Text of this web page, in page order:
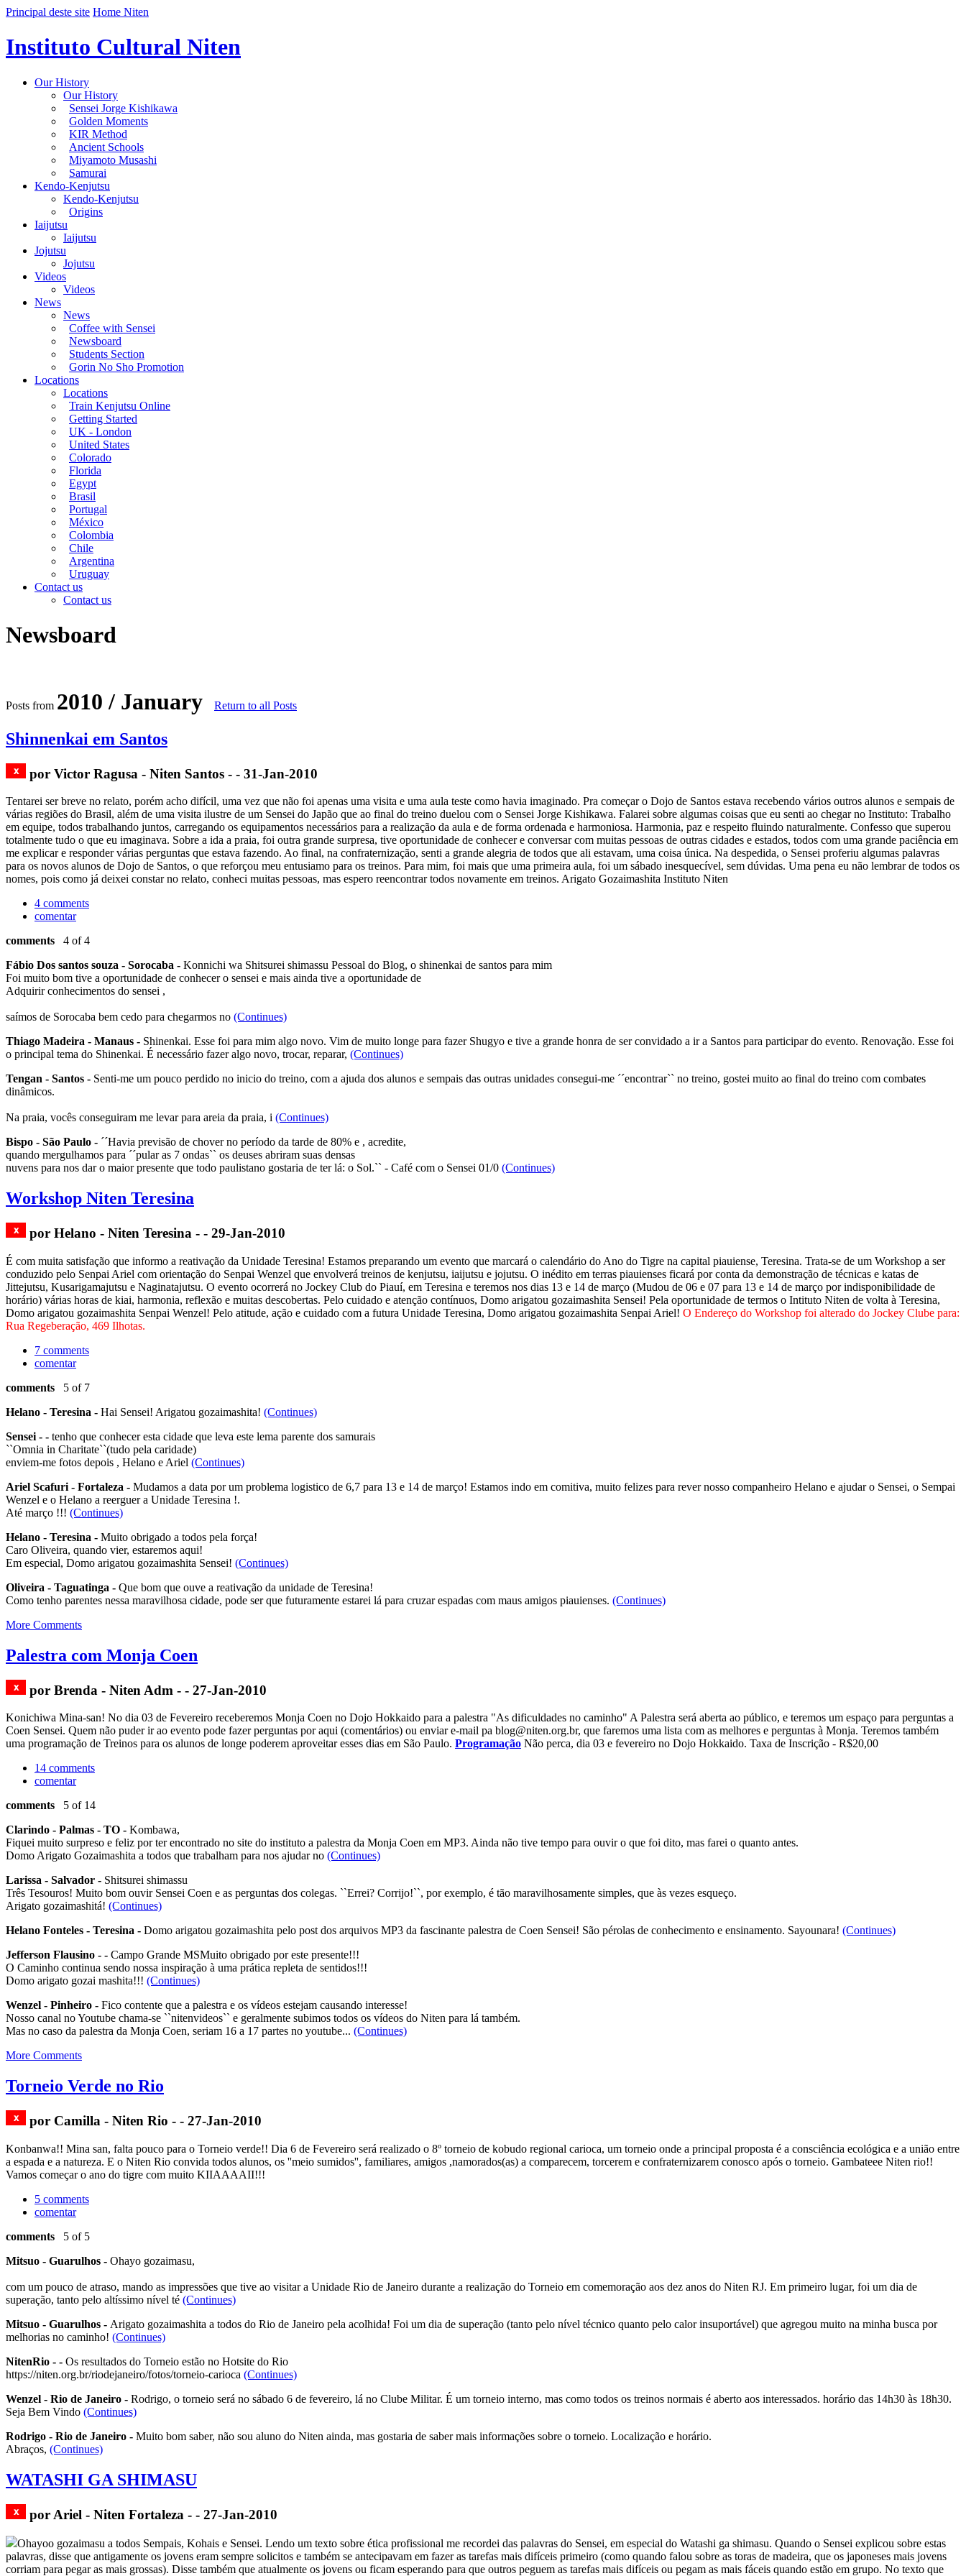
Principal deste site Home Niten
Instituto Cultural Niten
Our History
Our History
Sensei Jorge Kishikawa
Golden Moments
KIR Method
Ancient Schools
Miyamoto Musashi
Samurai
Kendo-Kenjutsu
Kendo-Kenjutsu
Origins
Iaijutsu
Iaijutsu
Jojutsu
Jojutsu
Videos
Videos
News
News
Coffee with Sensei
Newsboard
Students Section
Gorin No Sho Promotion
Locations
Locations
Train Kenjutsu Online
Getting Started
UK - London
United States
Colorado
Florida
Egypt
Brasil
Portugal
México
Colombia
Chile
Argentina
Uruguay
Contact us
Contact us
Newsboard
Posts from 2010 / January Return to all Posts
Shinnenkai em Santos
por Victor Ragusa - Niten Santos - - 31-Jan-2010
Tentarei ser breve no relato, porém acho difícil, uma vez que não foi apenas uma visita e uma aula teste como havia imaginado. Pra começar o Dojo de Santos estava recebendo vários outros alunos e sempais de
várias regiões do Brasil, além de uma visita ilustre de um Sensei do Japão que ao final do treino duelou com o Sensei Jorge Kishikawa. Falarei sobre algumas coisas que eu senti ao chegar no Instituto: Trabalho
em equipe, todos trabalhando juntos, carregando os equipamentos necessários para a realização da aula e de forma ordenada e harmoniosa. Harmonia, paz e respeito fluindo naturalmente. Confesso que superou
totalmente tudo o que eu imaginava. Sobre a ida a praia, foi outra grande surpresa, tive oportunidade de conhecer e conversar com muitas pessoas de outras cidades e estados, todos com uma grande paciência em
me explicar e responder várias perguntas que estava fazendo. Ao final, na confraternização, senti a grande alegria de todos que ali estavam, uma coisa única. Na despedida, o Sensei proferiu algumas palavras
para os novos alunos de Dojo de Santos, o que reforçou meu entusiamo para os treinos. Para mim, foi mais que uma primeira aula, foi um sábado inesquecível, sem dúvidas. Uma pena eu não lembrar de todos os
nomes, pois como já deixei constar no relato, conheci muitas pessoas, mas espero reencontrar todos novamente em treinos. Arigato Gozaimashita Instituto Niten
4 comments
comentar
comments 4 of 4
Fábio Dos santos souza - Sorocaba - Konnichi wa Shitsurei shimassu Pessoal do Blog, o shinenkai de santos para mim
Foi muito bom tive a oportunidade de conhecer o sensei e mais ainda tive a oportunidade de
Adquirir conhecimentos do sensei ,
saímos de Sorocaba bem cedo para chegarmos no (Continues)
Thiago Madeira - Manaus - Shinenkai. Esse foi para mim algo novo. Vim de muito longe para fazer Shugyo e tive a grande honra de ser convidado a ir a Santos para participar do evento. Renovação. Esse foi
o principal tema do Shinenkai. É necessário fazer algo novo, trocar, reparar, (Continues)
Tengan - Santos - Senti-me um pouco perdido no inicio do treino, com a ajuda dos alunos e sempais das outras unidades consegui-me ´´encontrar`` no treino, gostei muito ao final do treino com combates
dinâmicos.
Na praia, vocês conseguiram me levar para areia da praia, i (Continues)
Bispo - São Paulo - ´´Havia previsão de chover no período da tarde de 80% e , acredite,
quando mergulhamos para ´´pular as 7 ondas`` os deuses abriram suas densas
nuvens para nos dar o maior presente que todo paulistano gostaria de ter lá: o Sol.`` - Café com o Sensei 01/0 (Continues)
Workshop Niten Teresina
por Helano - Niten Teresina - - 29-Jan-2010
É com muita satisfação que informo a reativação da Unidade Teresina! Estamos preparando um evento que marcará o calendário do Ano do Tigre na capital piauiense, Teresina. Trata-se de um Workshop a ser
conduzido pelo Senpai Ariel com orientação do Senpai Wenzel que envolverá treinos de kenjutsu, iaijutsu e jojutsu. O inédito em terras piauienses ficará por conta da demonstração de técnicas e katas de
Jittejutsu, Kusarigamajutsu e Naginatajutsu. O evento ocorrerá no Jockey Club do Piauí, em Teresina e teremos nos dias 13 e 14 de março (Mudou de 06 e 07 para 13 e 14 de março por indisponibilidade de
horário) várias horas de kiai, harmonia, reflexão e muitas descobertas. Pelo cuidado e atenção contínuos, Domo arigatou gozaimashita Sensei! Pela oportunidade de termos o Intituto Niten de volta à Teresina,
Domo arigatou gozaimashita Senpai Wenzel! Pelo atitude, ação e cuidado com a futura Unidade Teresina, Domo arigatou gozaimashita Senpai Ariel! O Endereço do Workshop foi alterado do Jockey Clube para:
Rua Regeberação, 469 Ilhotas.
7 comments
comentar
comments 5 of 7
Helano - Teresina - Hai Sensei! Arigatou gozaimashita! (Continues)
Sensei - - tenho que conhecer esta cidade que leva este lema parente dos samurais
``Omnia in Charitate``(tudo pela caridade)
enviem-me fotos depois , Helano e Ariel (Continues)
Ariel Scafuri - Fortaleza - Mudamos a data por um problema logistico de 6,7 para 13 e 14 de março! Estamos indo em comitiva, muito felizes para rever nosso companheiro Helano e ajudar o Sensei, o Sempai
Wenzel e o Helano a reerguer a Unidade Teresina !.
Até março !!! (Continues)
Helano - Teresina - Muito obrigado a todos pela força!
Caro Oliveira, quando vier, estaremos aqui!
Em especial, Domo arigatou gozaimashita Sensei! (Continues)
Oliveira - Taguatinga - Que bom que ouve a reativação da unidade de Teresina!
Como tenho parentes nessa maravilhosa cidade, pode ser que futuramente estarei lá para cruzar espadas com maus amigos piauienses. (Continues)
More Comments
Palestra com Monja Coen
por Brenda - Niten Adm - - 27-Jan-2010
Konichiwa Mina-san! No dia 03 de Fevereiro receberemos Monja Coen no Dojo Hokkaido para a palestra "As dificuldades no caminho" A Palestra será aberta ao público, e teremos um espaço para perguntas a
Coen Sensei. Quem não puder ir ao evento pode fazer perguntas por aqui (comentários) ou enviar e-mail pa blog@niten.org.br, que faremos uma lista com as melhores e perguntas à Monja. Teremos também
uma programação de Treinos para os alunos de longe poderem aproveitar esses dias em São Paulo. Programação Não perca, dia 03 e fevereiro no Dojo Hokkaido. Taxa de Inscrição - R$20,00
14 comments
comentar
comments 5 of 14
Clarindo - Palmas - TO - Kombawa,
Fiquei muito surpreso e feliz por ter encontrado no site do instituto a palestra da Monja Coen em MP3. Ainda não tive tempo para ouvir o que foi dito, mas farei o quanto antes.
Domo Arigato Gozaimashita a todos que trabalham para nos ajudar no (Continues)
Larissa - Salvador - Shitsurei shimassu
Três Tesouros! Muito bom ouvir Sensei Coen e as perguntas dos colegas. ``Errei? Corrijo!``, por exemplo, é tão maravilhosamente simples, que às vezes esqueço.
Arigato gozaimashitá! (Continues)
Helano Fonteles - Teresina - Domo arigatou gozaimashita pelo post dos arquivos MP3 da fascinante palestra de Coen Sensei! São pérolas de conhecimento e ensinamento. Sayounara! (Continues)
Jefferson Flausino - - Campo Grande MSMuito obrigado por este presente!!!
O Caminho continua sendo nossa inspiração à uma prática repleta de sentidos!!!
Domo arigato gozai mashita!!! (Continues)
Wenzel - Pinheiro - Fico contente que a palestra e os vídeos estejam causando interesse!
Nosso canal no Youtube chama-se ``nitenvideos`` e geralmente subimos todos os vídeos do Niten para lá também.
Mas no caso da palestra da Monja Coen, seriam 16 a 17 partes no youtube... (Continues)
More Comments
Torneio Verde no Rio
por Camilla - Niten Rio - - 27-Jan-2010
Konbanwa!! Mina san, falta pouco para o Torneio verde!! Dia 6 de Fevereiro será realizado o 8º torneio de kobudo regional carioca, um torneio onde a principal proposta é a consciência ecológica e a união entre
a espada e a natureza. E o Niten Rio convida todos alunos, os ''meio sumidos'', familiares, amigos ,namorados(as) a comparecem, torcerem e confraternizarem conosco após o torneio. Gambateee Niten rio!!
Vamos começar o ano do tigre com muito KIIAAAAII!!!
5 comments
comentar
comments 5 of 5
Mitsuo - Guarulhos - Ohayo gozaimasu,
com um pouco de atraso, mando as impressões que tive ao visitar a Unidade Rio de Janeiro durante a realização do Torneio em comemoração aos dez anos do Niten RJ. Em primeiro lugar, foi um dia de
superação, tanto pelo altíssimo nível té (Continues)
Mitsuo - Guarulhos - Arigato gozaimashita a todos do Rio de Janeiro pela acolhida! Foi um dia de superação (tanto pelo nível técnico quanto pelo calor insuportável) que agregou muito na minha busca por
melhorias no caminho! (Continues)
NitenRio - - Os resultados do Torneio estão no Hotsite do Rio
https://niten.org.br/riodejaneiro/fotos/torneio-carioca (Continues)
Wenzel - Rio de Janeiro - Rodrigo, o torneio será no sábado 6 de fevereiro, lá no Clube Militar. É um torneio interno, mas como todos os treinos normais é aberto aos interessados. horário das 14h30 às 18h30.
Seja Bem Vindo (Continues)
Rodrigo - Rio de Janeiro - Muito bom saber, não sou aluno do Niten ainda, mas gostaria de saber mais informações sobre o torneio. Localização e horário.
Abraços, (Continues)
WATASHI GA SHIMASU
por Ariel - Niten Fortaleza - - 27-Jan-2010
Ohayoo gozaimasu a todos Sempais, Kohais e Sensei. Lendo um texto sobre ética profissional me recordei das palavras do Sensei, em especial do Watashi ga shimasu. Quando o Sensei explicou sobre estas
palavras, disse que antigamente os jovens eram sempre solicitos e também se antecipavam em fazer as tarefas mais difíceis primeiro (como quando falou sobre as toras de madeira, que os japoneses mais jovens
corriam para pegar as mais grossas). Disse também que atualmente os jovens ou ficam esperando para que outros peguem as tarefas mais difíceis ou pegam as mais fáceis quando estão em grupo. No texto que